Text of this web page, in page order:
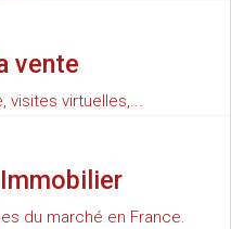
vente
visites virtuelles,...
du marché en France.